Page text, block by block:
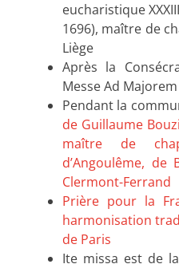
eucharistique
1696), maître de
Liège
Après la
Messe Ad
Pendant la
de Guillaume
maître de
d’Angoulême,
Clermont-Ferrand
Prière pour la
harmonisation
de Paris
Ite missa est de